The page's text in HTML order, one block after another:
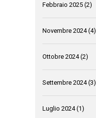
Febbraio 2025 (2)
Novembre 2024(4)
Ottobre 2024(2)
Settembre 2024(3)
Luglio 2024(1)